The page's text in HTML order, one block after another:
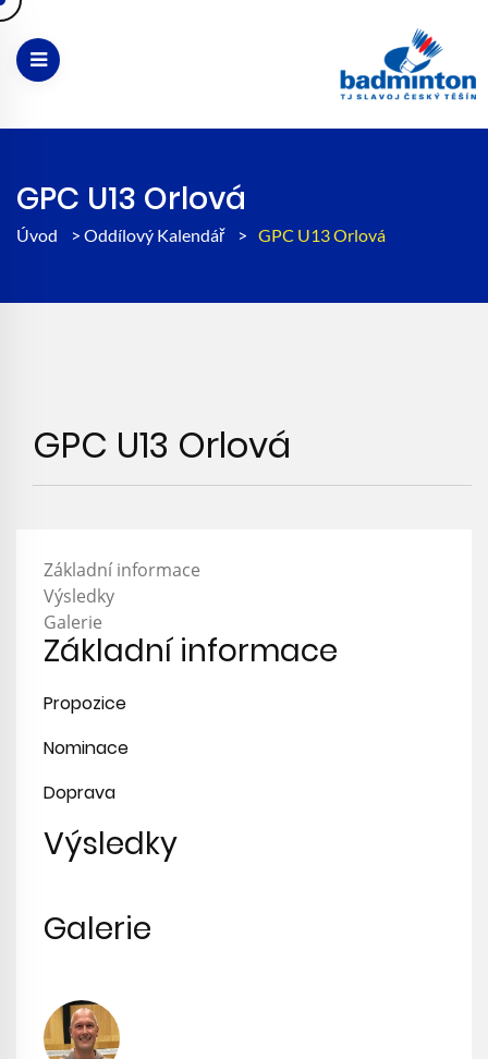
GPC U13 Orlová
Úvod > Oddílový Kalendář > GPC U13 Orlová
GPC U13 Orlová
Základní informace
Výsledky
Galerie
Základní informace
Propozice
Nominace
Doprava
Výsledky
Galerie